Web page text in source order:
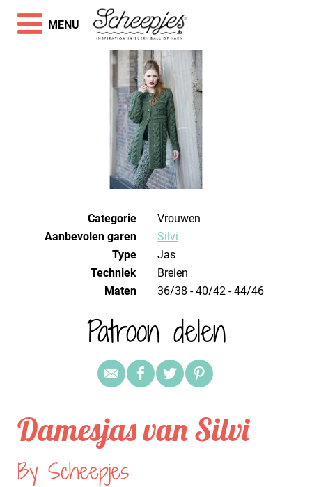
Categorie
Vrouwen
Aanbevolen garen
Silvi
Type
Jas
Techniek
breien
Maten
36/38 - 40/42 - 44/46
Patroon delen
Damesjas van Silvi
By Scheepjes
MENU